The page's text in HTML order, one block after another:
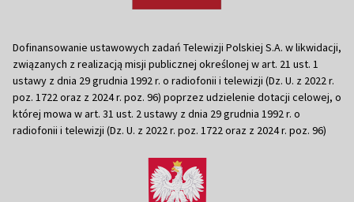
Dofinansowanie ustawowych zadań Telewizji Polskiej S.A. w likwidacji,
związanych z realizacją misji publicznej określonej w art. 21 ust. 1
ustawy z dnia 29 grudnia 1992 r. o radiofonii i telewizji (Dz. U. z 2022 r.
poz. 1722 oraz z 2024 r. poz. 96) poprzez udzielenie dotacji celowej, o
której mowa w art. 31 ust. 2 ustawy z dnia 29 grudnia 1992 r. o
radiofonii i telewizji (Dz. U. z 2022 r. poz. 1722 oraz z 2024 r. poz. 96)